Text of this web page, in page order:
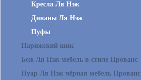
Кресла Ля Нэж
Диваны Ля Нэж
Пуфы
Парижский шик
Беж Ля Нэж мебель в стиле Прованс
Нуар Ля Нэж чёрная мебель Прованс